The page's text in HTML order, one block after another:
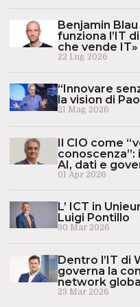
Benjamin Blau
funziona l’IT
che vende IT»
22 Lug 2026
“Innovare
la vision di
21 Mag 2026
Il CIO come
conoscenza”:
AI, dati e
01 Apr 2026
L’ ICT in
Luigi Pontillo
30 Mar 2026
Dentro l’IT di
governa la
network
23 Mar 2026